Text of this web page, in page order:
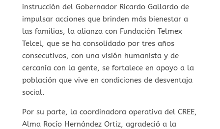
instrucción del Gobernador Ricardo Gallardo de
impulsar acciones que brinden más bienestar a
las familias, la alianza con Fundación Telmex
Telcel, que se ha consolidado por tres años
consecutivos, con una visión humanista y de
cercanía con la gente, se fortalece en apoyo a la
población que vive en condiciones de desventaja
social.
Por su parte, la coordinadora operativa del CREE,
Alma Rocío Hernández Ortiz, agradeció a la